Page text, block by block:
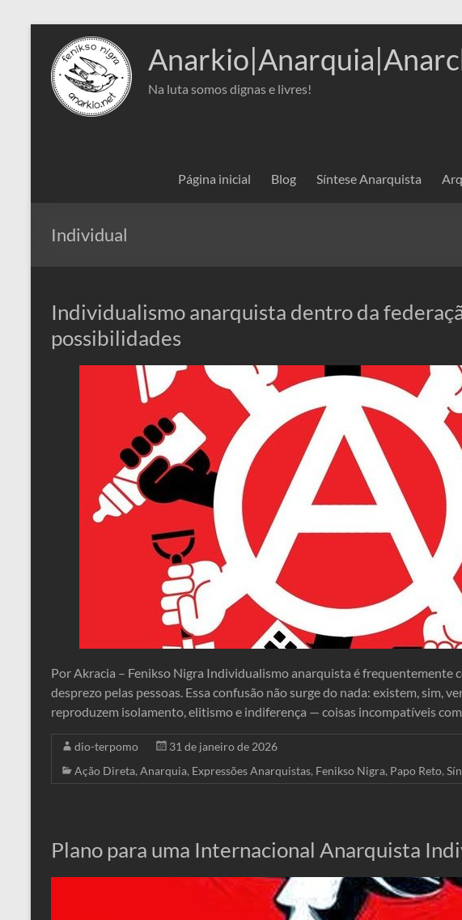
conteúdo
Na luta somos dignas e livres!
Página inicial Blog Síntese Anarquista
Individual
Individualismo anarquista dentro da
possibilidades
Por Akracia – Fenikso Nigra Individualismo anarquista é frequentemente
desprezo pelas pessoas. Essa confusão não surge do nada: existem, sim,
reproduzem isolamento, elitismo e indiferença — coisas incompatíveis
dio-terpomo
31 de janeiro de 2026
Ação Direta, Anarquia, Expressões Anarquistas, Fenikso Nigra, Papo Reto,
Plano para uma Internacional Anarquista